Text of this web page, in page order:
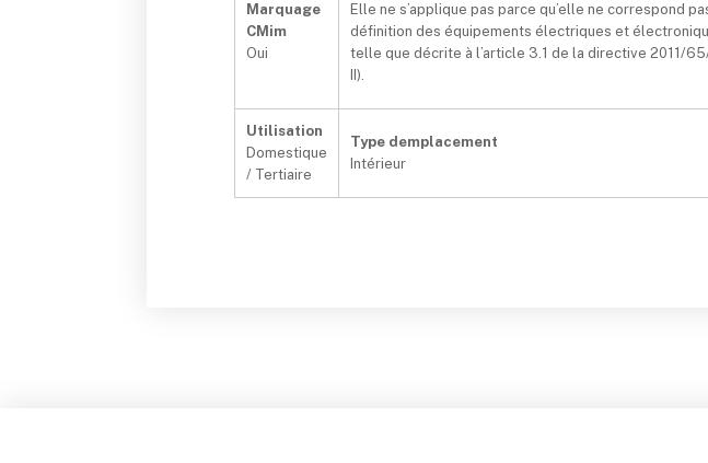
Marquage
CMim
Oui
Elle ne s’applique pas parce qu’elle ne correspond
définition des équipements électriques et
telle que décrite à l’article 3.1 de la directive 2011/
II).
Utilisation
Domestique
/ Tertiaire
Type demplacement
Intérieur